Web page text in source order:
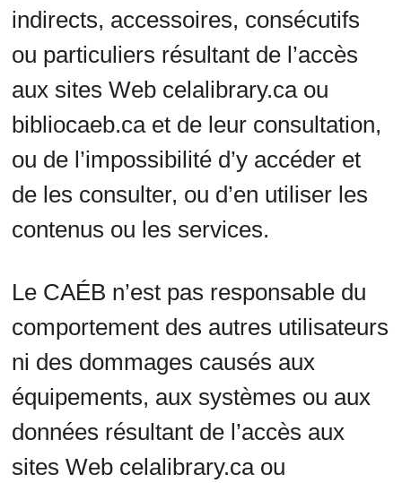
indirects, accessoires, consécutifs
ou particuliers résultant de l’accès
aux sites Web celalibrary.ca ou
bibliocaeb.ca et de leur consultation,
ou de l’impossibilité d’y accéder et
de les consulter, ou d’en utiliser les
contenus ou les services.
Le CAÉB n’est pas responsable du
comportement des autres utilisateurs
ni des dommages causés aux
équipements, aux systèmes ou aux
données résultant de l’accès aux
sites Web celalibrary.ca ou